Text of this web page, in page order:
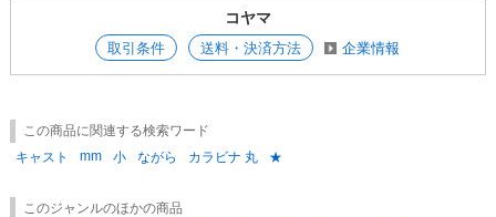
コヤマ
取引条件 送料・決済方法 企業情報
この商品に関連する検索ワード
キャスト
mm 小 ながら カラビナ 丸 ★
このジャンルのほかの商品